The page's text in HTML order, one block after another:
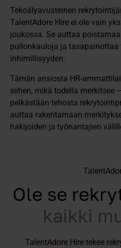
Tekoälyavusteinen
TalentAdore Hire ei ole vain
joukossa. Se auttaa
pullonkauloja ja tasapainottaa
inhimillisyyden.
Tämän ansiosta HR-
siihen, mikä todella merkitsee
pelkästään tehosta
auttaa rakentamaan
hakijoiden ja työnantajien
Ole se
kaikki
TalentAdore Hire tekee